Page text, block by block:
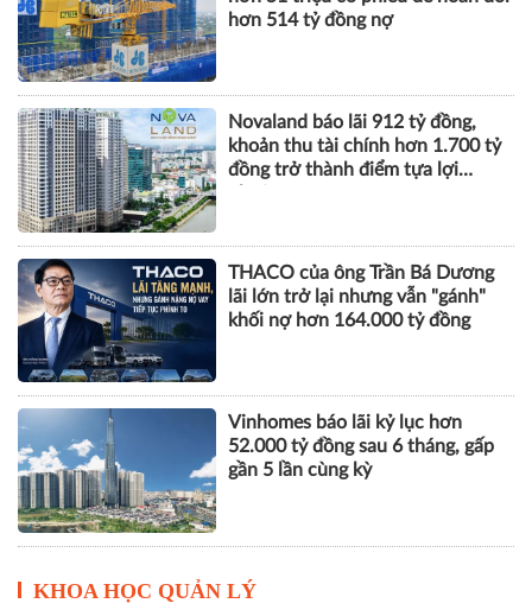
hơn 514 tỷ đồng nợ
Novaland báo lãi 912 tỷ đồng,
khoản thu tài chính hơn 1.700 tỷ
đồng trở thành điểm tựa lợi
THACO của ông Trần Bá Dương
lãi lớn trở lại nhưng vẫn "gánh"
khối nợ hơn 164.000 tỷ đồng
Vinhomes báo lãi kỷ lục hơn
52.000 tỷ đồng sau 6 tháng, gấp
gần 5 lần cùng kỳ
KHOA HỌC QUẢN LÝ